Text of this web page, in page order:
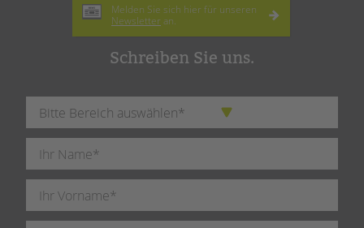
Melden Sie sich hier für unseren
Newsletter an.
Schreiben Sie uns.